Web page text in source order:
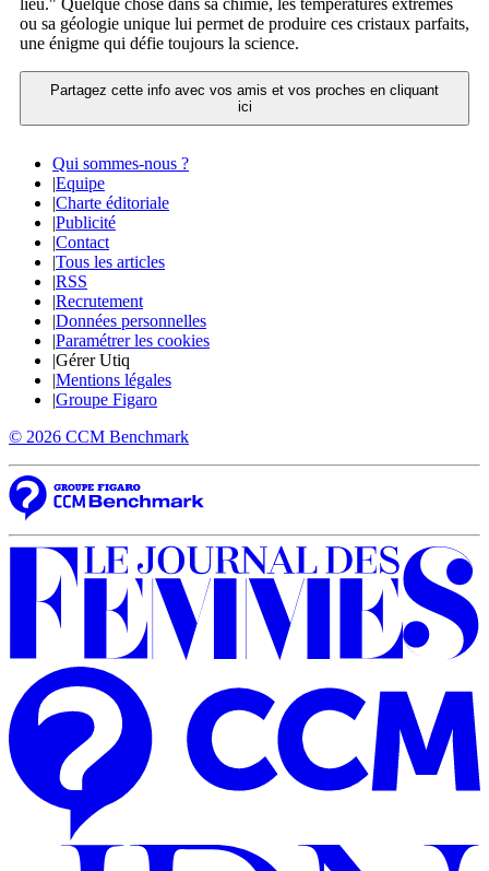
ou sa géologie unique lui permet de produire ces cristaux parfaits,
une énigme qui défie toujours la science.
Partagez cette info avec vos amis et vos proches en cliquant
ici
Qui sommes-nous ?
|Equipe
|Charte éditoriale
|Publicité
|Contact
|Tous les articles
|RSS
|Recrutement
|Données personnelles
|Paramétrer les cookies
|Gérer Utiq
|Mentions légales
|Groupe Figaro
© 2026 CCM Benchmark